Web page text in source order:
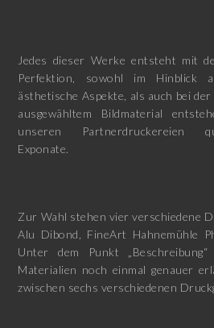
Jedes dieser Werke entsteht mit
Perfektion, sowohl im Hinblick
ästhetische Aspekte, als auch bei
ausgewähltem Bildmaterial
unseren Partnerdruckereien
Exponate.
Zur Wahl stehen vier verschiedene
Alu Dibond, FineArt Hahnemühle
Unter dem Punkt
Materialien noch einmal genauer
zwischen sechs verschiedenen